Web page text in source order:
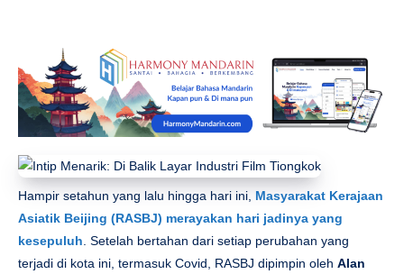
Hampir setahun yang lalu hingga hari ini, Masyarakat Kerajaan
Asiatik Beijing (RASBJ) merayakan hari jadinya yang
kesepuluh . Setelah bertahan dari setiap perubahan yang
terjadi di kota ini, termasuk Covid, RASBJ dipimpin oleh Alan